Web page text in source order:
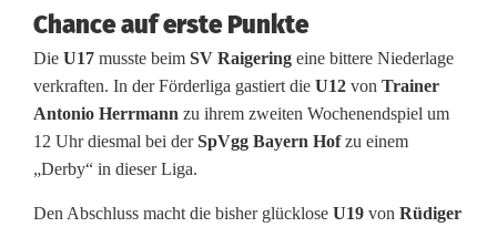
n
l
v
Chance auf erste Punkte
Die U17 musste beim SV Raigering eine bittere Niederlage
verkraften. In der Förderliga gastiert die U12 von Trainer
Antonio Herrmann zu ihrem zweiten Wochenendspiel um
12 Uhr diesmal bei derSpVgg Bayern Hofzu einem
„Derby“ in dieser Liga.
Den Abschluss macht die bisher glücklose U19 von Rüdiger